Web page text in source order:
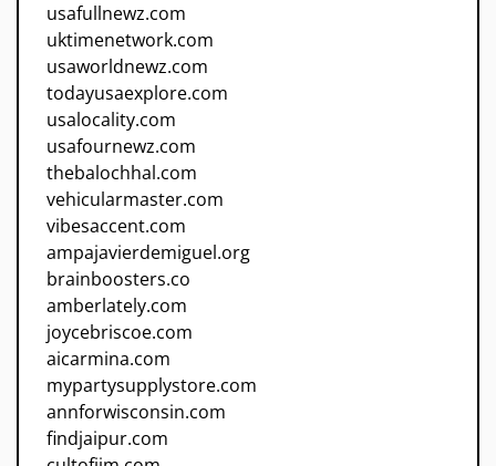
usafullnewz.com
uktimenetwork.com
usaworldnewz.com
todayusaexplore.com
usalocality.com
usafournewz.com
thebalochhal.com
vehicularmaster.com
vibesaccent.com
ampajavierdemiguel.org
brainboosters.co
amberlately.com
joycebriscoe.com
aicarmina.com
mypartysupplystore.com
annforwisconsin.com
findjaipur.com